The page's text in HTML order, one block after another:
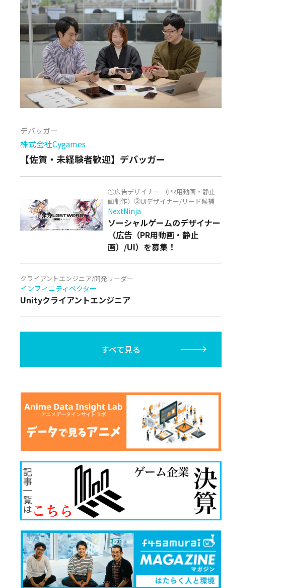
デバッガー
株式会社Cygames
【佐賀・未経験者歓迎】デバッガー
①広告デザイナー （PR用動画・静止
画制作）②UIデザイナー/リード候補
NextNinja
ソーシャルゲームのデザイナー
（広告（PR用動画・静止
画）/UI）を募集！
クライアントエンジニア/開発リーダー
インフィニティベクター
Unityクライアントエンジニア
すべて見る